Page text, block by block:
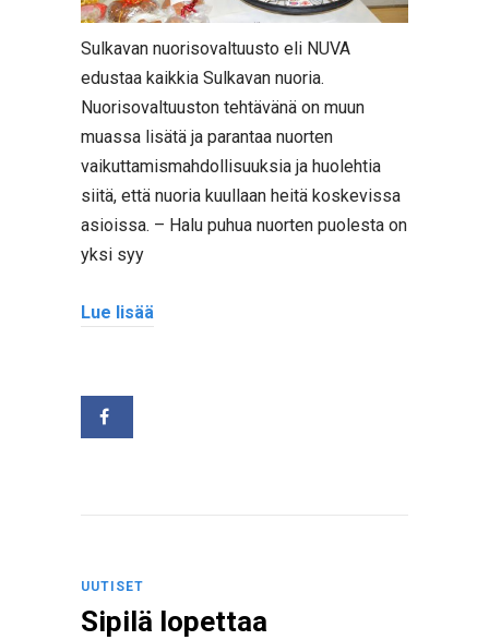
Sulkavan nuorisovaltuusto eli NUVA
edustaa kaikkia Sulkavan nuoria.
Nuorisovaltuuston tehtävänä on muun
muassa lisätä ja parantaa nuorten
vaikuttamismahdollisuuksia ja huolehtia
siitä, että nuoria kuullaan heitä koskevissa
asioissa. – Halu puhua nuorten puolesta on
yksi syy
Lue lisää
UUTISET
Sipilä lopettaa